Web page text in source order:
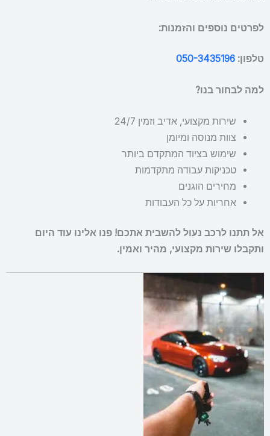
לפרטים נוספים והזמנות:
טלפון: 050-3435196
למה לבחור בנו?
שירות מקצועי, אדיב וזמין 24/7
צוות מנוסה ומיומן
שימוש בציוד המתקדם ביותר
טכניקות עבודה מתקדמות
מחירים הוגנים
אחריות על כל העבודות
אל תתנו לרכב נעול להשבית אתכם! פנו אלינו עוד היום
ותקבלו שירות מקצועי, מהיר ואמין.